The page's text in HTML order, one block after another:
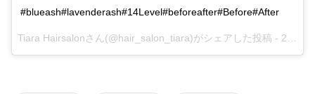
#blueash#lavenderash#14Level#beforeafter#Before#After
Tiara Hairsalonさん(@hair_salon_tiara)がシェアした投稿 - 2017 Apr 7 12:24am PDT